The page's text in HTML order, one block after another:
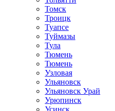
Томск
Троицк
Туапсе
Туймазы
Тула
Тюмень
Тюмень
Узловая
Ульяновск
Ульяновск Урай
Урюпинск
Усинск